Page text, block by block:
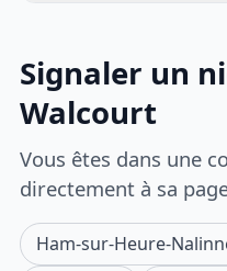
Signaler un
Walcourt
Vous êtes dans une
directement à sa
Ham-sur-Heure-